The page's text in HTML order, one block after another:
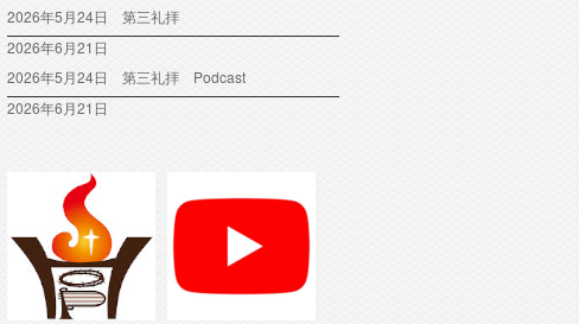
2026年5月24日 第三礼拝
2026年6月21日
2026年5月24日 第三礼拝 Podcast
2026年6月21日